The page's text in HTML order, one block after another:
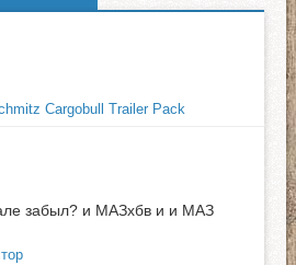
Cargobull Trailer Pack
забыл? и МАЗхбв и и МАЗ